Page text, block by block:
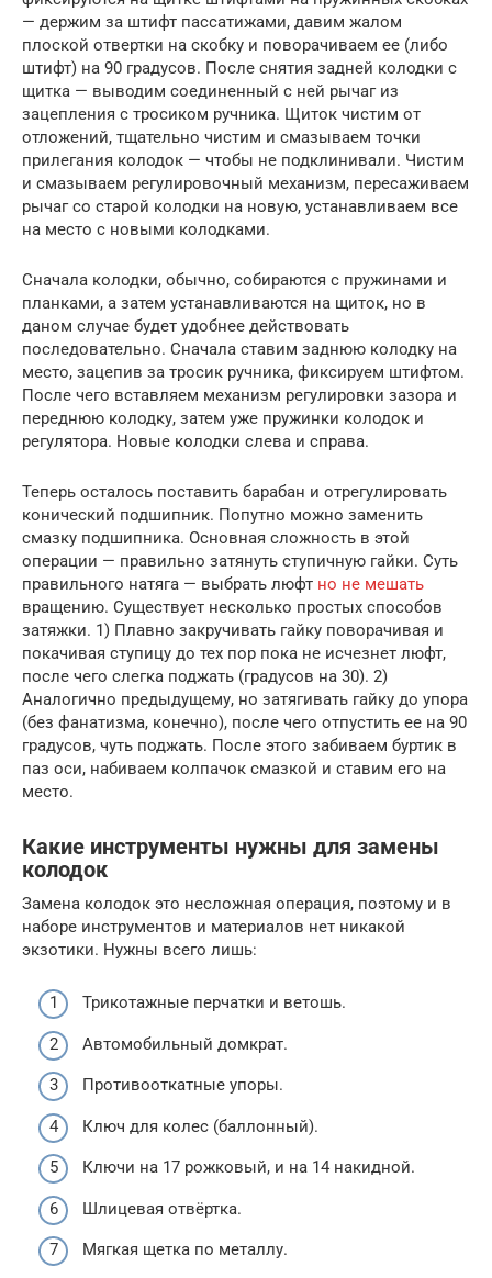
— держим за штифт пассатижами, давим жалом
плоской отвертки на скобку и поворачиваем ее (либо
штифт) на 90 градусов. После снятия задней колодки с
щитка — выводим соединенный с ней рычаг из
зацепления с тросиком ручника. Щиток чистим от
отложений, тщательно чистим и смазываем точки
прилегания колодок — чтобы не подклинивали. Чистим
и смазываем регулировочный механизм, пересаживаем
рычаг со старой колодки на новую, устанавливаем все
на место с новыми колодками.
Сначала колодки, обычно, собираются с пружинами и
планками, а затем устанавливаются на щиток, но в
даном случае будет удобнее действовать
последовательно. Сначала ставим заднюю колодку на
место, зацепив за тросик ручника, фиксируем штифтом.
После чего вставляем механизм регулировки зазора и
переднюю колодку, затем уже пружинки колодок и
регулятора. Новые колодки слева и справа.
Теперь осталось поставить барабан и отрегулировать
конический подшипник. Попутно можно заменить
смазку подшипника. Основная сложность в этой
операции — правильно затянуть ступичную гайки. Суть
правильного натяга — выбрать люфт но не мешать
вращению. Существует несколько простых способов
затяжки. 1) Плавно закручивать гайку поворачивая и
покачивая ступицу до тех пор пока не исчезнет люфт,
после чего слегка поджать (градусов на 30). 2)
Аналогично предыдущему, но затягивать гайку до упора
(без фанатизма, конечно), после чего отпустить ее на 90
градусов, чуть поджать. После этого забиваем буртик в
паз оси, набиваем колпачок смазкой и ставим его на
место.
Какие инструменты нужны для замены
колодок
Замена колодок это несложная операция, поэтому и в
наборе инструментов и материалов нет никакой
экзотики. Нужны всего лишь:
Трикотажные перчатки и ветошь.
Автомобильный домкрат.
Противооткатные упоры.
Ключ для колес (баллонный).
Ключи на 17 рожковый, и на 14 накидной.
Шлицевая отвёртка.
Мягкая щетка по металлу.